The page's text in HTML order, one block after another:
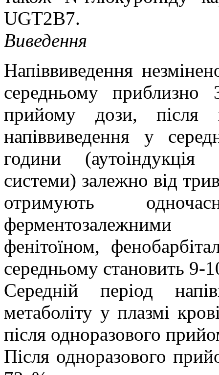
UGT2B7.
Виведення
Напіввиведення
середньому приблизно
прийому дози, після
напіввиведення у
години (аутоіндукція
системи) залежно від
отримують
фенітоїном,
середньому становить 9-
Середній період
метаболіту у плазмі
після одноразового
Після одноразового